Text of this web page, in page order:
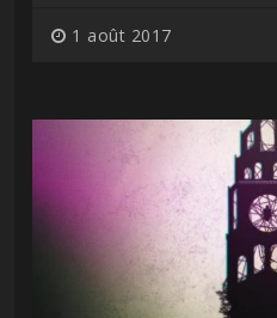
1 août 2017